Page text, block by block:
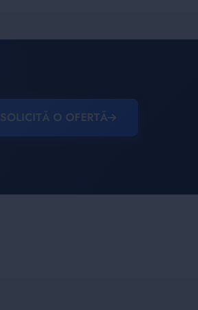
SOLICITĂ O OFERTĂ